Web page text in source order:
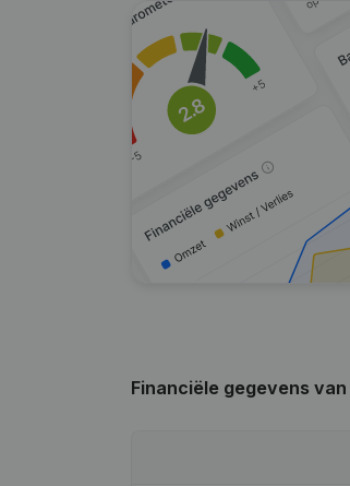
Financiële gegevens van